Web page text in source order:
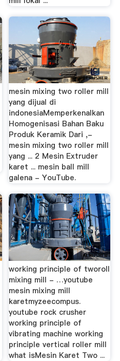
mesin mixing two roller mill
yang dijual di
indonesiaMemperkenalkan
Homogenisasi Bahan Baku
Produk Keramik Dari ,-
mesin mixing two roller mill
yang ... 2 Mesin Extruder
karet ... mesin ball mill
galena - YouTube.
working principle of tworoll
mixing mill - …youtube
mesin mixing mill
karetmyzeecompus.
youtube rock crusher
working principle of
vibrating machine working
principle vertical roller mill
what isMesin Karet Two ...